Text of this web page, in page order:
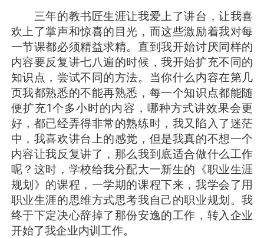
三年的教书匠生涯让我爱上了讲台，让我喜
欢上了掌声和惊喜的目光，而这些激励着我对每
一节课都必须精益求精。直到我开始讨厌同样的
内容要反复讲七八遍的时候，我开始扩充不同的
知识点，尝试不同的方法。当你什么内容在第几
页我都熟悉的不能再熟悉，每一个知识点都能随
便扩充1个多小时的内容，哪种方式讲效果会更
好，都已经弄得非常的熟练时，我又陷入了迷茫
中，我喜欢讲台上的感觉，但是我真的不想一个
内容让我反复讲了，那么我到底适合做什么工作
呢？这时，学校给我分配大一新生的《职业生涯
规划》的课程，一学期的课程下来，我学会了用
职业生涯的思维方式思考我自己的职业规划。我
终于下定决心辞掉了那份安逸的工作，转入企业
开始了我企业内训工作。